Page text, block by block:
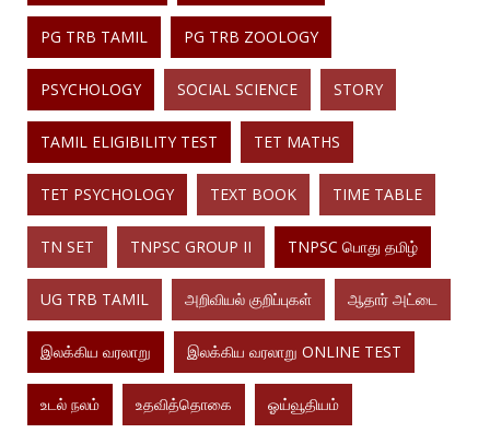
PG TRB TAMIL PG TRB ZOOLOGY
PSYCHOLOGY SOCIAL SCIENCE STORY
TAMIL ELIGIBILITY TEST TET MATHS
TET PSYCHOLOGY TEXT BOOK TIME TABLE
TN SET TNPSC GROUP II TNPSC பொது தமிழ்
UG TRB TAMIL அறிவியல் குறிப்புகள் ஆதார் அட்டை
இலக்கிய வரலாறு இலக்கிய வரலாறு ONLINE TEST
உடல் நலம் உதவித்தொகை ஓய்வூதியம்